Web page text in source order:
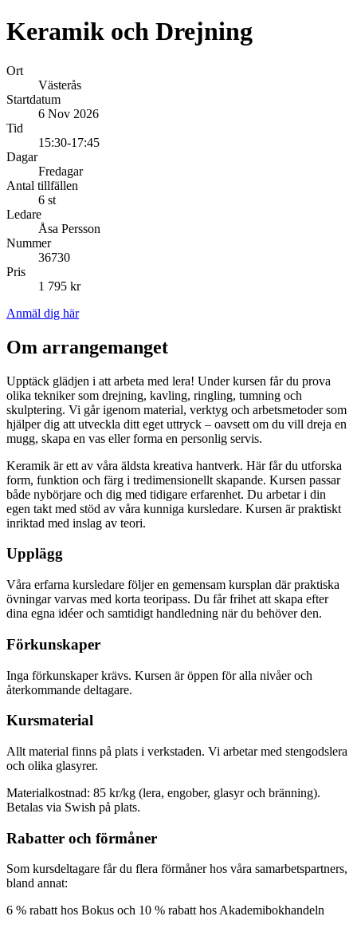
Keramik och Drejning
Ort
Västerås
Startdatum
6 Nov 2026
Tid
15:30-17:45
Dagar
Fredagar
Antal tillfällen
6 st
Ledare
Åsa Persson
Nummer
36730
Pris
1 795 kr
Anmäl dig här
Om arrangemanget
Upptäck glädjen i att arbeta med lera! Under kursen får du prova
olika tekniker som drejning, kavling, ringling, tumning och
skulptering. Vi går igenom material, verktyg och arbetsmetoder som
hjälper dig att utveckla ditt eget uttryck – oavsett om du vill dreja en
mugg, skapa en vas eller forma en personlig servis.
Keramik är ett av våra äldsta kreativa hantverk. Här får du utforska
form, funktion och färg i tredimensionellt skapande. Kursen passar
både nybörjare och dig med tidigare erfarenhet. Du arbetar i din
egen takt med stöd av våra kunniga kursledare. Kursen är praktiskt
inriktad med inslag av teori.
Upplägg
Våra erfarna kursledare följer en gemensam kursplan där praktiska
övningar varvas med korta teoripass. Du får frihet att skapa efter
dina egna idéer och samtidigt handledning när du behöver den.
Förkunskaper
Inga förkunskaper krävs. Kursen är öppen för alla nivåer och
återkommande deltagare.
Kursmaterial
Allt material finns på plats i verkstaden. Vi arbetar med stengodslera
och olika glasyrer.
Materialkostnad: 85 kr/kg (lera, engober, glasyr och bränning).
Betalas via Swish på plats.
Rabatter och förmåner
Som kursdeltagare får du flera förmåner hos våra samarbetspartners,
bland annat:
6 % rabatt hos Bokus och 10 % rabatt hos Akademibokhandeln